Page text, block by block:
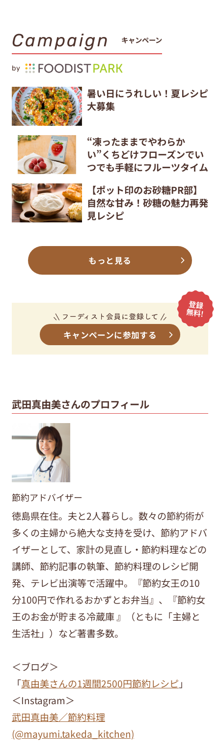
Campaign キャンペーン
by
暑い日にうれしい！夏レシピ
大募集
“凍ったままでやわらか
い”くちどけフローズンでい
つでも手軽にフルーツタイム
【ポット印のお砂糖PR部】
自然な甘み！砂糖の魅力再発
見レシピ
もっと見る
キャンペーンに参加する
武田真由美さんのプロフィール
節約アドバイザー
徳島県在住。夫と2人暮らし。数々の節約術が
多くの主婦から絶大な支持を受け、節約アドバ
イザーとして、家計の見直し・節約料理などの
講師、節約記事の執筆、節約料理のレシピ開
発、テレビ出演等で活躍中。『節約女王の10
分100円で作れるおかずとお弁当』、『節約女
王のお金が貯まる冷蔵庫 』（ともに「主婦と
生活社」）など著書多数。
＜ブログ＞
「真由美さんの1週間2500円節約レシピ 」
＜Instagram＞
武田真由美／節約料理
(@mayumi.takeda_kitchen)